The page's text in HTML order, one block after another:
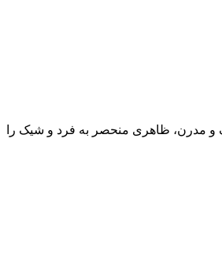
و مدرن، ظاهری منحصر به فرد و شیک را